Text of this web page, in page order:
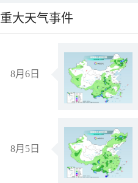
重大天气事件
8月6日
8月5日